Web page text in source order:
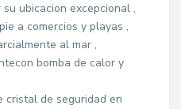
ubicacion excepcional ,
a comercios y playas ,
al mar ,
bomba de calor y
cristal de seguridad en